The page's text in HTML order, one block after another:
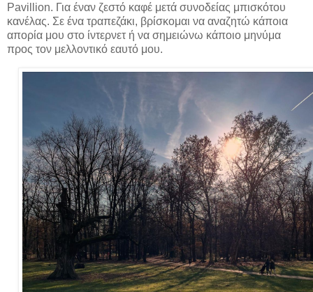
Pavillion. Για έναν ζεστό καφέ μετά συνοδείας μπισκότου
κανέλας. Σε ένα τραπεζάκι, βρίσκομαι να αναζητώ κάποια
απορία μου στο ίντερνετ ή να σημειώνω κάποιο μηνύμα
προς τον μελλοντικό εαυτό μου.